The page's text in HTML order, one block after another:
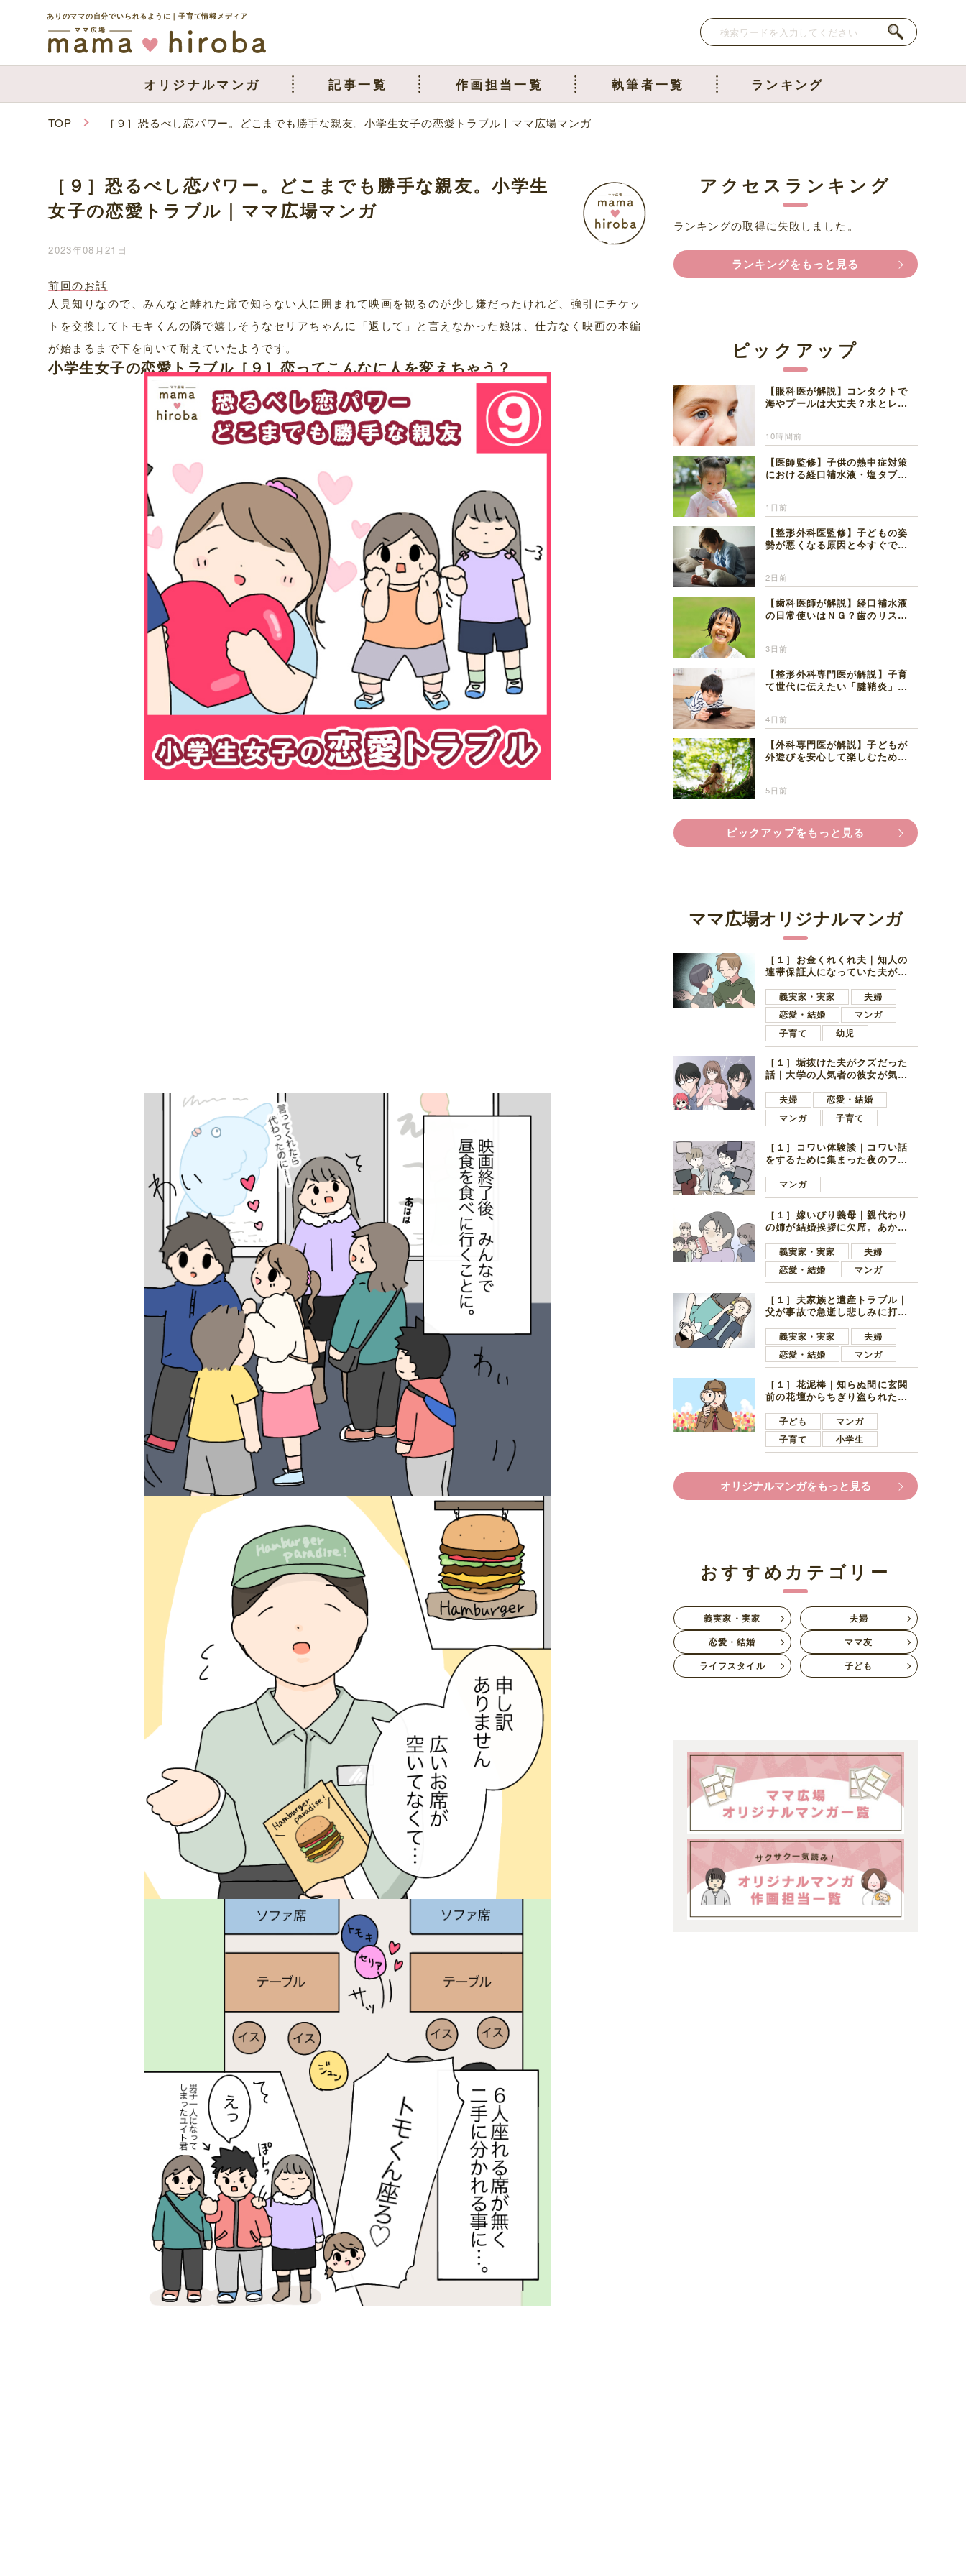
ありのママの自分でいられるように｜子育て情報メディア
オリジナルマンガ 記事一覧 作画担当一覧 執筆者一覧 ランキング
TOP ［９］恐るべし恋パワー。どこまでも勝手な親友。小学生女子の恋愛トラブル｜ママ広場マンガ
［９］恐るべし恋パワー。どこまでも勝手な親友。小学生
女子の恋愛トラブル｜ママ広場マンガ
2023年08月21日
前回のお話
人見知りなので、みんなと離れた席で知らない人に囲まれて映画を観るのが少し嫌だったけれど、強引にチケッ
トを交換してトモキくんの隣で嬉しそうなセリアちゃんに「返して」と言えなかった娘は、仕方なく映画の本編
が始まるまで下を向いて耐えていたようです。
小学生女子の恋愛トラブル［９］恋ってこんなに人を変えちゃう？
アクセスランキング
ランキングの取得に失敗しました。
ランキングをもっと見る
ピックアップ
【眼科医が解説】コンタクトで
海やプールは大丈夫？水とレン
10時間前
【医師監修】子供の熱中症対策
における経口補水液・塩タブレ
1日前
【整形外科医監修】子どもの姿
勢が悪くなる原因と今すぐでき
2日前
【歯科医師が解説】経口補水液
の日常使いはＮＧ？歯のリスク
3日前
【整形外科専門医が解説】子育
て世代に伝えたい「腱鞘炎」の
4日前
【外科専門医が解説】子どもが
外遊びを安心して楽しむため
5日前
ピックアップをもっと見る
ママ広場オリジナルマンガ
［１］お金くれくれ夫｜知人の
連帯保証人になっていた夫が家
言ってきた
義実家・実家
夫婦
恋愛・結婚
マンガ
子育て
幼児
［１］垢抜けた夫がクズだった
話｜大学の人気者の彼女が気に
子学生
夫婦
恋愛・結婚
マンガ
子育て
［１］コワい体験談｜コワい話
をするために集まった夜のファ
好きの男の子ママ
マンガ
［１］嫁いびり義母｜親代わり
の姉が結婚挨拶に欠席。あから
義実家・実家
夫婦
恋愛・結婚
マンガ
［１］夫家族と遺産トラブル｜
父が事故で急逝し悲しみに打ち
ます夫
義実家・実家
夫婦
恋愛・結婚
マンガ
［１］花泥棒｜知らぬ間に玄関
前の花壇からちぎり盗られたチ
れたショックは大きい
子ども
マンガ
子育て
小学生
オリジナルマンガをもっと見る
おすすめカテゴリー
義実家・実家
夫婦
恋愛・結婚
ママ友
ライフスタイル
子ども